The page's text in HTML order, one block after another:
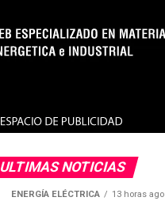
ULTIMAS NOTICIAS
ENERGÍA ELÉCTRICA 13 horas ago